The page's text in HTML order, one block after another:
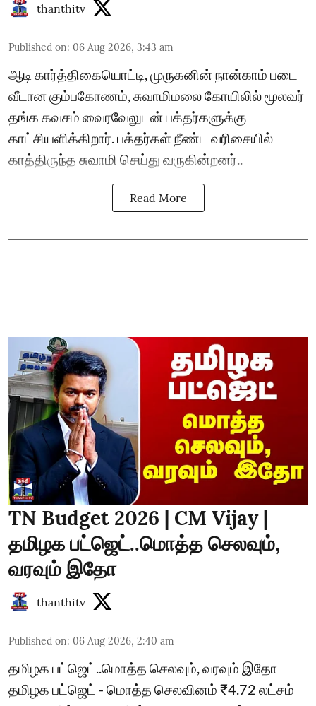
thanthitv
Published on: 06 Aug 2026, 3:43 am
ஆடி கார்த்திகையொட்டி, முருகனின் நான்காம் படை
வீடான கும்பகோணம், சுவாமிமலை கோயிலில் மூலவர்
தங்க கவசம் வைரவேலுடன் பக்தர்களுக்கு
காட்சியளிக்கிறார். பக்தர்கள் நீண்ட வரிசையில்
காத்திருந்த சுவாமி செய்து வருகின்றனர்..
Read More
TN Budget 2026 | CM Vijay |
தமிழக பட்ஜெட்..மொத்த செலவும்,
வரவும் இதோ
thanthitv
Published on: 06 Aug 2026, 2:40 am
தமிழக பட்ஜெட்..மொத்த செலவும், வரவும் இதோ
தமிழக பட்ஜெட் - மொத்த செலவினம் ₹4.72 லட்சம்